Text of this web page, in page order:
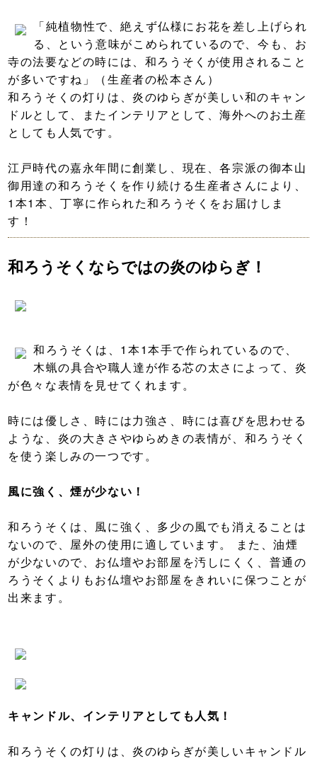
「純植物性で、絶えず仏様にお花を差し上げられ
る、という意味がこめられているので、今も、お
寺の法要などの時には、和ろうそくが使用されること
が多いですね」（生産者の松本さん）
和ろうそくの灯りは、炎のゆらぎが美しい和のキャン
ドルとして、またインテリアとして、海外へのお土産
としても人気です。
江戸時代の嘉永年間に創業し、現在、各宗派の御本山
御用達の和ろうそくを作り続ける生産者さんにより、
1本1本、丁寧に作られた和ろうそくをお届けしま
す！
和ろうそくならではの炎のゆらぎ！
和ろうそくは、1本1本手で作られているので、
木蝋の具合や職人達が作る芯の太さによって、炎
が色々な表情を見せてくれます。
時には優しさ、時には力強さ、時には喜びを思わせる
ような、炎の大きさやゆらめきの表情が、和ろうそく
を使う楽しみの一つです。
風に強く、煙が少ない！
和ろうそくは、風に強く、多少の風でも消えることは
ないので、屋外の使用に適しています。 また、油煙
が少ないので、お仏壇やお部屋を汚しにくく、普通の
ろうそくよりもお仏壇やお部屋をきれいに保つことが
出来ます。
キャンドル、インテリアとしても人気！
和ろうそくの灯りは、炎のゆらぎが美しいキャンドル